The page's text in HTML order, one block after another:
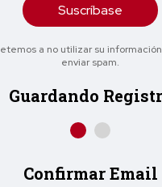
Suscríbase
a no utilizar su
enviar spam.
Guardando
Confirmar Email